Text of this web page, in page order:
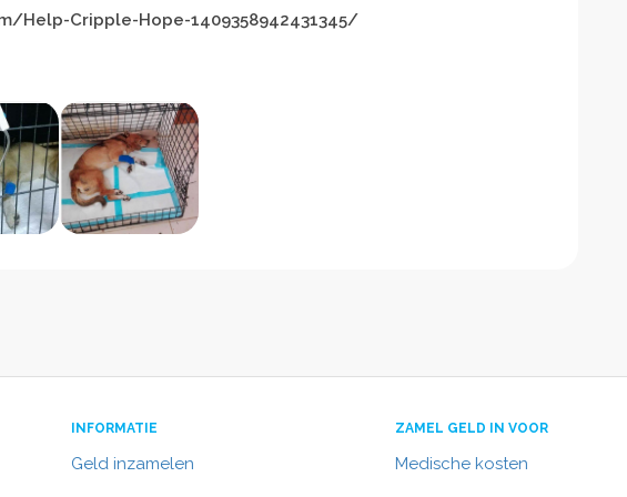
Help-Cripple-Hope-1409358942431345/
INFORMATIE
Geld inzamelen
ZAMEL GELD IN VOOR
Medische kosten